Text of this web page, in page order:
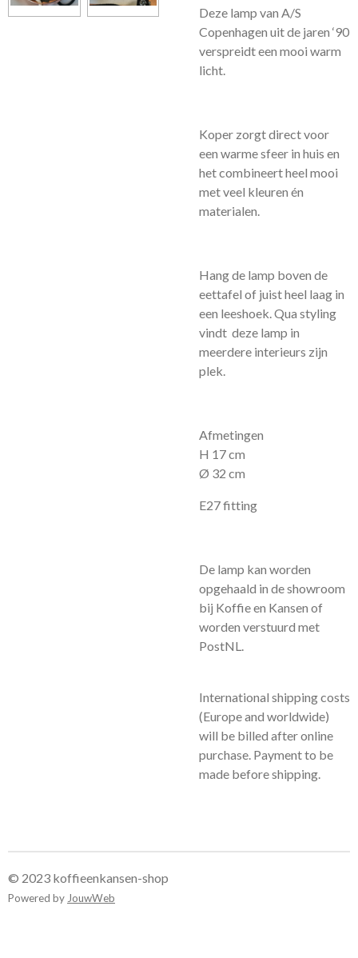
Deze lamp van A/S
Copenhagen uit de jaren ‘90
verspreidt een mooi warm
licht.
Koper zorgt direct voor
een warme sfeer in huis en
het combineert heel mooi
met veel kleuren én
materialen.
Hang de lamp boven de
eettafel of juist heel laag in
een leeshoek. Qua styling
vindt deze lamp in
meerdere interieurs zijn
plek.
Afmetingen
H 17 cm
Ø 32 cm
E27 fitting
De lamp kan worden
opgehaald in de showroom
bij Koffie en Kansen of
worden verstuurd met
PostNL.
International shipping costs
(Europe and worldwide)
will be billed after online
purchase. Payment to be
made before shipping.
© 2023 koffieenkansen-shop
Powered by JouwWeb